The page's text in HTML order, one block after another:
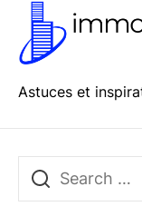
the
content
Astuces et